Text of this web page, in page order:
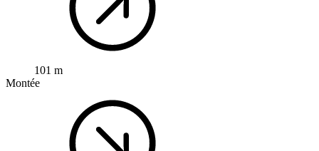
101 m
Montée